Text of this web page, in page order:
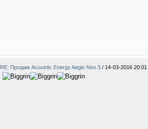
RE: Продам Acoustic Energy Aegis Neo 3 / 14-03-2016 20:01